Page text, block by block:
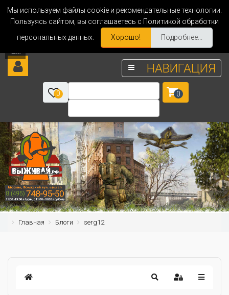
Мы используем файлы cookie и рекомендательные технологии.
Пользуясь сайтом, вы соглашаетесь с Политикой обработки
персональных данных.
Хорошо! Подробнее...
НАВИГАЦИЯ
0 0
Главная Блоги serg12